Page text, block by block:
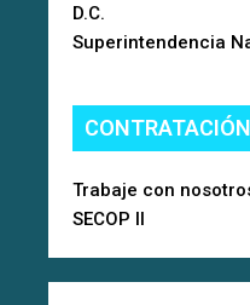
D.C.
Superintendencia
CONTRATACIÓN
Trabaje con
SECOP II